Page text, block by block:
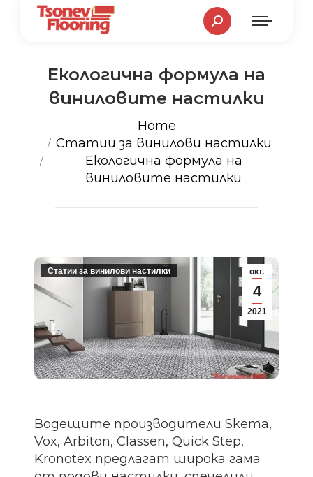
Search:
Екологична формула на
виниловите настилки
Home
Статии за винилови настилки
Екологична формула на
виниловите настилки
окт.
4
2021
Статии за винилови настилки
Водещите производители Skema,
Vox, Arbiton, Classen, Quick Step,
Kronotex предлагат широка гама